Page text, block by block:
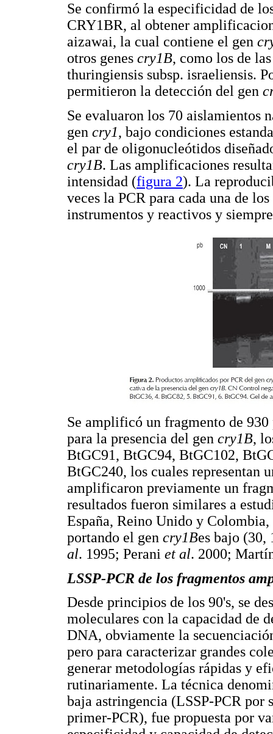
Se confirmó la especificidad de
CRY1BR, al obtener
aizawai, la cual contiene el gen
otros genes cry1B, como los de
thuringiensis subsp. israeliensis.
permitieron la detección del gen
Se evaluaron los 70 aislamientos
gen cry1, bajo condiciones
el par de oligonucleótidos
cry1B. Las amplificaciones
intensidad (figura 2). La
veces la PCR para cada una de
instrumentos y reactivos y
Se amplificó un fragmento de
para la presencia del gen cry1B,
BtGC91, BtGC94, BtGC102,
BtGC240, los cuales representan
amplificaron previamente un
resultados fueron similares a
España, Reino Unido y
portando el gen cry1Bes bajo (30,
al. 1995; Perani et al. 2000;
LSSP-PCR de los fragmentos
Desde principios de los 90's, se
moleculares con la capacidad de
DNA, obviamente la
pero para caracterizar grandes
generar metodologías rápidas y
rutinariamente. La técnica
baja astringencia (LSSP-PCR por
primer-PCR), fue propuesta por